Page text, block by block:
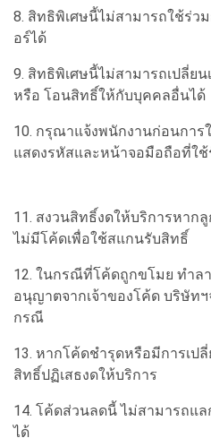
8. สิทธิพิเศษนี้ไม่สามารถใช้ร่ว
อร์ได้
9. สิทธิพิเศษนี้ไม่สามารถเปลี่ย
หรือ โอนสิทธิ์ให้กับบุคคลอื่นได้
10. กรุณาแจ้งพนักงานก่อนการ
แสดงรหัสและหน้าจอมือถือที่ใ
11. สงวนสิทธิ์งดให้บริการหาก
ไม่มีโค้ดเพื่อใช้สแกนรับสิทธิ์
12. ในกรณีที่โค้ดถูกขโมย ทำล
อนุญาตจากเจ้าของโค้ด บริษัท
กรณี
13. หากโค้ดชำรุดหรือมีการเป
สิทธิ์ปฏิเสธงดให้บริการ
14. โค้ดส่วนลดนี้ ไม่สามารถแล
ได้